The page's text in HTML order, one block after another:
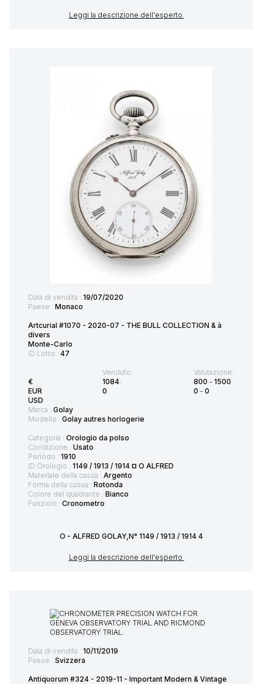
Leggi la descrizione dell'esperto
Data di vendita : 19/07/2020
Paese : Monaco
Artcurial #1070 - 2020-07 - THE BULL COLLECTION & à
divers
Monte-Carlo
ID Lotto : 47
€
EUR
USD
Venduto:
1084
0
Valutazione:
800 - 1500
0 - 0
Marca : Golay
Modello : Golay autres horlogerie
Categoria : Orologio da polso
Condizione : Usato
Periodo : 1910
ID Orologio : 1149 / 1913 / 1914 ¤ O ALFRED
Materiale della cassa : Argento
Forma della cassa : Rotonda
Colore del quadrante : Bianco
Funzioni : Cronometro
O - ALFRED GOLAY,N° 1149 / 1913 / 1914 4
Leggi la descrizione dell'esperto
Data di vendita : 10/11/2019
Paese : Svizzera
Antiquorum #324 - 2019-11 - Important Modern & Vintage